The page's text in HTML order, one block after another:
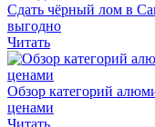
Сдать чёрный лом в
выгодно
Читать
Обзор категорий
ценами
Читать